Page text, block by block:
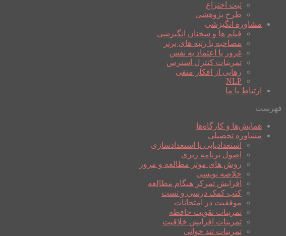
ثبت اختراع
طرح پژوهشی
مشاوره انگیزشی
فیلم ها و سخنان انگیزشی
مصاحبه با رتبه های برتر
غرور یا اعتماد به نفس
تمرینات کنترل استرس
رهایی از افکار منفی
NLP
ارتباط با ما
فهرست
همایش‌ها و کارگاه‌ها
مشاوره تحصیلی
استعدادیابی یا استعدادسازی
اصول برنامه ریزی
روش های موثر مطالعه و مرور
خلاصه نویسی
افزایش تمرکز هنگام مطالعه
کتب کمک درسی و تست
موفقیت در امتحانات
تمرینات تقویت حافظه
تمرینات افزایش خلاقیت
تمرینات تند خوانی